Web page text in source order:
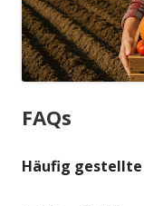
FAQs
Häufig gestellte